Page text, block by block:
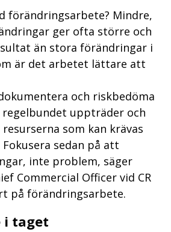
förändringsarbete? Mindre,
ger ofta större och
än stora förändringar i
är det arbetet lättare att
och riskbedöma
uppträder och
som kan krävas
sedan på att
inte problem, säger
Commercial Officer vid CR
på förändringsarbete.
i taget